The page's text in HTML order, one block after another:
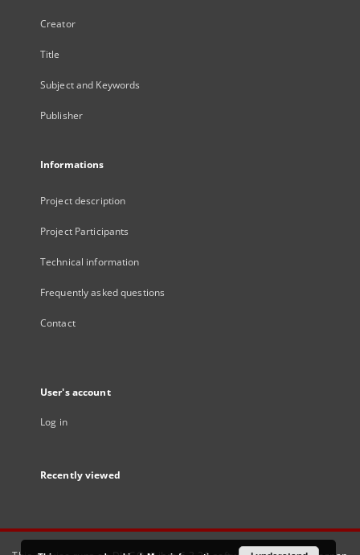
Creator
Title
Subject and Keywords
Publisher
Informations
Project description
Project Participants
Technical information
Frequently asked questions
Contact
User's account
Log in
Recently viewed